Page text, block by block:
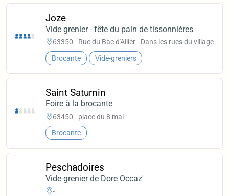
Joze
Vide grenier - fête du pain de tissonnières
63350 - Rue du Bac d'Allier - Dans les rues du village
Brocante Vide-greniers
Saint Saturnin
Foire à la brocante
63450 - place du 8 mai
Brocante
Peschadoires
Vide-grenier de Dore Occaz'
-